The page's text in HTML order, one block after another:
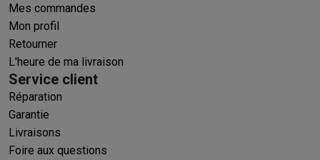
Mes commandes
Mon profil
Retourner
L'heure de ma livraison
Service client
Réparation
Garantie
Livraisons
Foire aux questions